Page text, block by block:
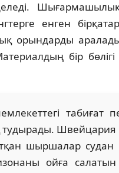
енген
орындарды
бір
табиғат
Швейцария
шыршалар судан
ойға